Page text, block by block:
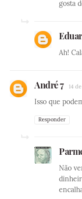
gosta
Ah!
André 7 14
Isso que
Responder
Não